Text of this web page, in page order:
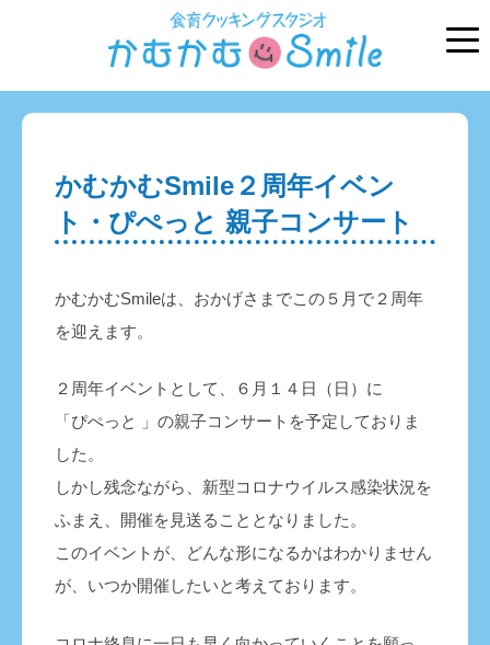
かむかむSmile２周年イベン
ト・ぴぺっと 親子コンサート
かむかむSmileは、おかげさまでこの５月で２周年
を迎えます。
２周年イベントとして、６月１４日（日）に
「ぴぺっと 」の親子コンサートを予定しておりま
した。
しかし残念ながら、新型コロナウイルス感染状況を
ふまえ、開催を見送ることとなりました。
このイベントが、どんな形になるかはわかりません
が、いつか開催したいと考えております。